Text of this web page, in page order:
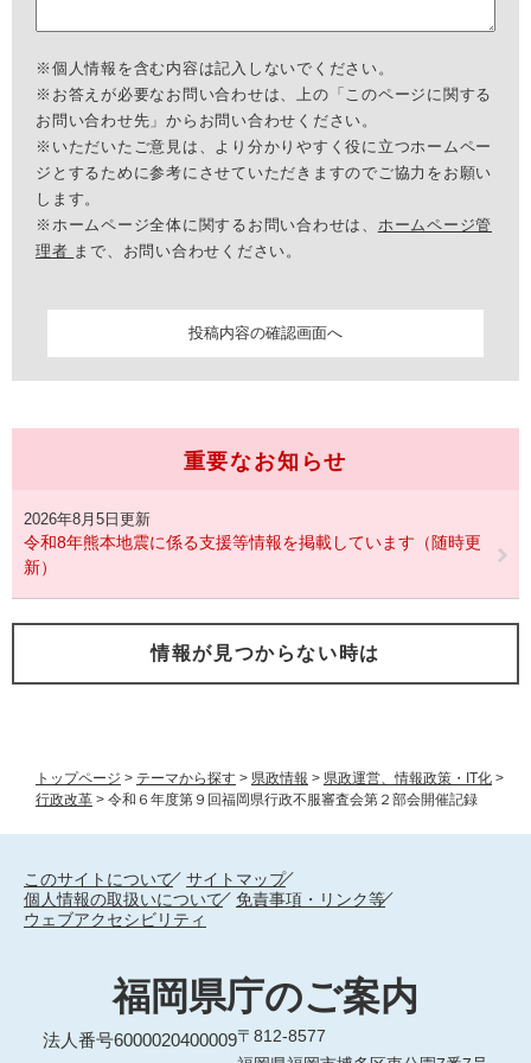
トップページ > テーマから探す > 県政情報 > 県政運営、情報政策・IT化 >
行政改革 > 令和６年度第９回福岡県行政不服審査会第２部会開催記録
※個人情報を含む内容は記入しないでください。
※お答えが必要なお問い合わせは、上の「このページに関する
お問い合わせ先」からお問い合わせください。
※いただいたご意見は、より分かりやすく役に立つホームペー
ジとするために参考にさせていただきますのでご協力をお願い
します。
※ホームページ全体に関するお問い合わせは、 ホームページ管
理者 まで、お問い合わせください。
重要なお知らせ
2026年8月5日更新
令和8年熊本地震に係る支援等情報を掲載しています（随時更
新）
情報が見つからない時は
このサイトについて
サイトマップ
個人情報の取扱いについて
免責事項・リンク等
ウェブアクセシビリティ
福岡県庁のご案内
法人番号6000020400009〒812-8577